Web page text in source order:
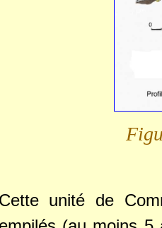
Cette unité de